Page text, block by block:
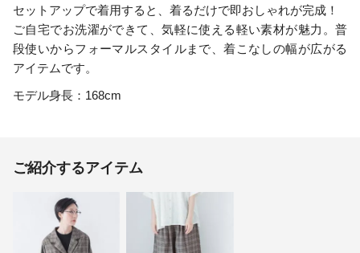
セットアップで着用すると、着るだけで即おしゃれが完成！
ご自宅でお洗濯ができて、気軽に使える軽い素材が魅力。普
段使いからフォーマルスタイルまで、着こなしの幅が広がる
アイテムです。
モデル身長：168cm
ご紹介するアイテム